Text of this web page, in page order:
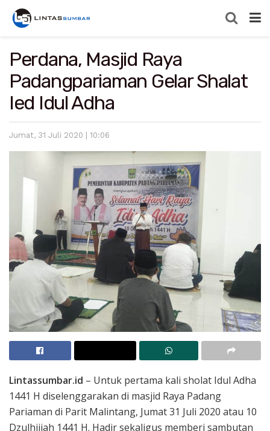
Perdana, Masjid Raya
Padangpariaman Gelar Shalat
Ied Idul Adha
Jumat, 31 Juli 2020 | 10:06
Lintassumbar.id – Untuk pertama kali sholat Idul Adha
1441 H diselenggarakan di masjid Raya Padang
Pariaman di Parit Malintang, Jumat 31 Juli 2020 atau 10
Dzulhijjah 1441 H. Hadir sekaligus memberi sambutan